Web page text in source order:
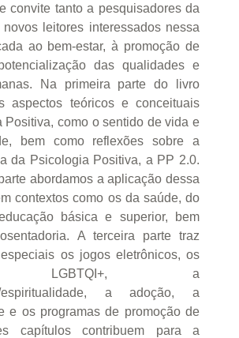
convite tanto a pesquisadores da
leitores interessados nessa
ao bem-estar, à promoção de
das qualidades e
Na primeira parte do livro
aspectos teóricos e conceituais
Positiva, como o sentido de vida e
bem como reflexões sobre a
da Psicologia Positiva, a PP 2.0.
abordamos a aplicação dessa
contextos como os da saúde, do
básica e superior, bem
A terceira parte traz
os jogos eletrônicos, os
LGBTQI+, a
espiritualidade, a adoção, a
e os programas de promoção de
capítulos contribuem para a